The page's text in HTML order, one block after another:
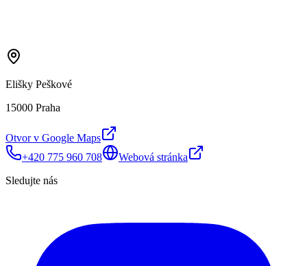
Elišky Peškové
15000 Praha
Otvor v Google Maps
+420 775 960 708
Webová stránka
Sledujte nás